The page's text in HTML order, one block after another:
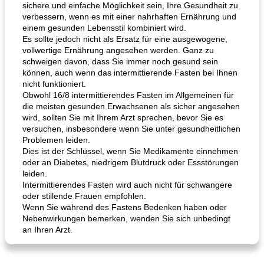
Karamell-Brownie-Kuchen Cilantro-Curry-Hühnersalat
sichere und einfache Möglichkeit sein, Ihre Gesundheit zu
verbessern, wenn es mit einer nahrhaften Ernährung und
einem gesunden Lebensstil kombiniert wird.
Es sollte jedoch nicht als Ersatz für eine ausgewogene,
vollwertige Ernährung angesehen werden. Ganz zu
schweigen davon, dass Sie immer noch gesund sein
können, auch wenn das intermittierende Fasten bei Ihnen
nicht funktioniert.
Obwohl 16/8 intermittierendes Fasten im Allgemeinen für
die meisten gesunden Erwachsenen als sicher angesehen
wird, sollten Sie mit Ihrem Arzt sprechen, bevor Sie es
versuchen, insbesondere wenn Sie unter gesundheitlichen
Problemen leiden.
Dies ist der Schlüssel, wenn Sie Medikamente einnehmen
oder an Diabetes, niedrigem Blutdruck oder Essstörungen
leiden.
Intermittierendes Fasten wird auch nicht für schwangere
oder stillende Frauen empfohlen.
Wenn Sie während des Fastens Bedenken haben oder
Nebenwirkungen bemerken, wenden Sie sich unbedingt
an Ihren Arzt.